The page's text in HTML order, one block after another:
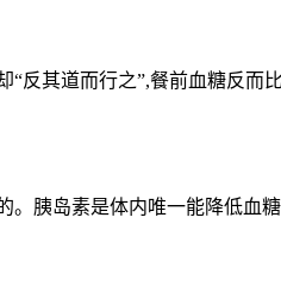
反其道而行之”,餐前血糖反
胰岛素是体内唯一能降低